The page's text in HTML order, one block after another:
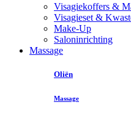
Visagiekoffers &
Visagieset &
Make-Up
Saloninrichting
Massage
Oliën
Massage